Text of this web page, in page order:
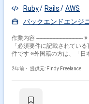
Ruby
Rails
AWS
バックエンドエンジ
作業内容
「必須要件に記載されてい
件です ※外国籍の方は、「日
連絡いただいた方がスムーズで
クト間のコード依存を解消
2年前・ 提供元: Findy Freelance